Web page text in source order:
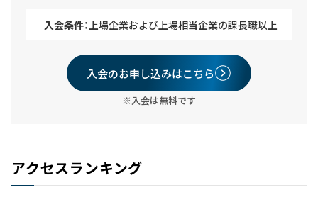
入会条件：上場企業および上場相当企業の課長職以上
入会のお申し込みはこちら
※入会は無料です
アクセスランキング